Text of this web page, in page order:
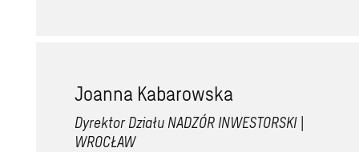
Joanna Kabarowska
Dyrektor Działu NADZÓR INWESTORSKI |
WROCŁAW